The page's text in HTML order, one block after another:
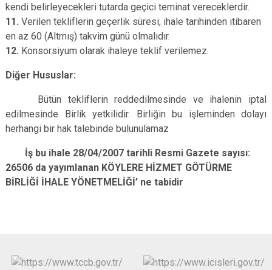
kendi belirleyecekleri tutarda geçici teminat vereceklerdir.
11. Verilen tekliflerin geçerlik süresi, ihale tarihinden itibaren
en az 60 (Altmış) takvim günü olmalıdır.
12. Konsorsiyum olarak ihaleye teklif verilemez.
Diğer Hususlar:
Bütün tekliflerin reddedilmesinde ve ihalenin iptal
edilmesinde Birlik yetkilidir. Birliğin bu işleminden dolayı
herhangi bir hak talebinde bulunulamaz
İş bu ihale 28/04/2007 tarihli Resmi Gazete sayısı:
26506 da yayımlanan KÖYLERE HİZMET GÖTÜRME
BİRLİĞİ İHALE YÖNETMELİĞİ’ ne tabidir